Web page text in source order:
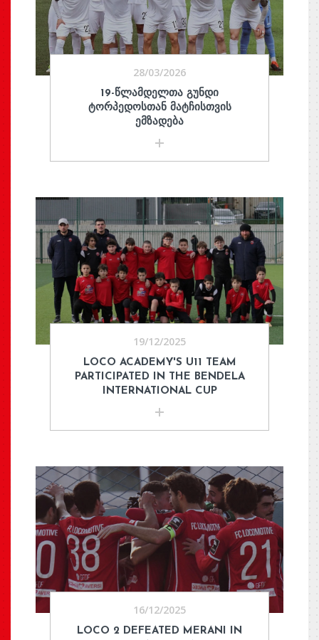
28/03/2026
19-ᲬᲚᲐᲛᲓᲔᲚᲗᲐ ᲒᲣᲜᲓᲘ
ᲢᲝᲠᲞᲔᲓᲝᲡᲗᲐᲜ ᲛᲐᲢᲩᲘᲡᲗᲕᲘᲡ
ᲔᲛᲖᲐᲓᲔᲑᲐ
19/12/2025
LOCO ACADEMY'S U11 TEAM
PARTICIPATED IN THE BENDELA
INTERNATIONAL CUP
16/12/2025
LOCO 2 DEFEATED MERANI IN